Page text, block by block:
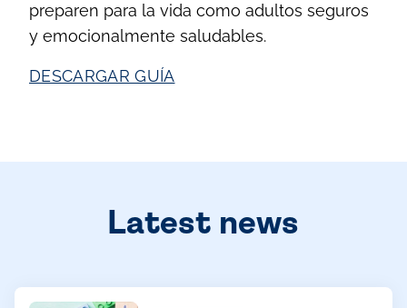
preparen para la vida como adultos seguros
y emocionalmente saludables.
DESCARGAR GUÍA
Latest news